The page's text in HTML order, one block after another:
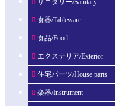
サニタリー/Sanitary
食器/Tableware
食品/Food
エクステリア/Exterior
住宅パーツ/House parts
楽器/Instrument